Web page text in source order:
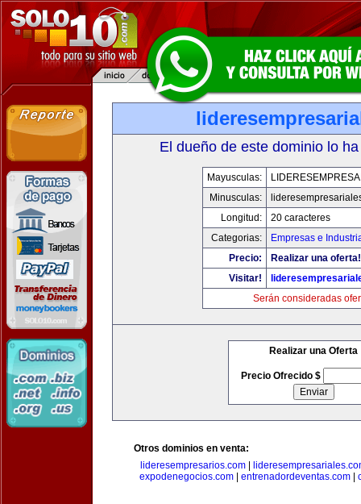
El dueño de este dominio lo
Mayusculas:
Minusculas:
Longitud:
20 caracteres
Categorias:
Empresas e
Precio:
Realizar una oferta!
Visitar!
Serán consideradas
Realizar una Oferta
Precio Ofrecido $
Otros dominios en venta:
lideresempresarios.com|
expodenegocios.com
entrenadordeventas.com